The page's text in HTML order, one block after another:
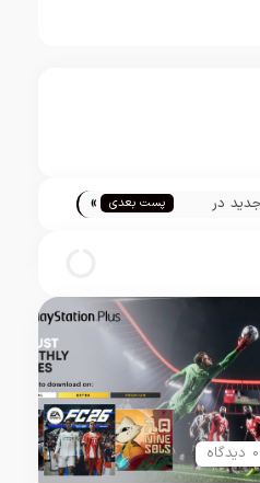
در
پست بعدی »
0 دیدگاه